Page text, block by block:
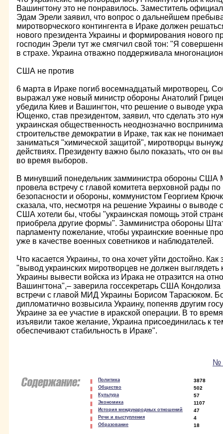
Вашингтону это не понравилось. Заместитель
Эдам Эрели заявил, что вопрос о дальнейшем
миротворческого контингента в Ираке должен
нового президента Украины и формирования нового
господин Эрели тут же смягчил свой тон: "Я
в страхе. Украина отважно поддерживала
США не против
6 марта в Ираке погиб восемнадцатый миротворец.
выражал уже новый министр обороны Анатолий
убедила Киев и Вашингтон, что решение о выводе
Ющенко, став президентом, заявил, что сделать это
украинская общественность неоднозначно
строительстве демократии в Ираке, так как не
заниматься "химической защитой", миротворцы
действиях. Президенту важно было показать, что он
во время выборов.
В минувший понедельник замминистра обороны США
провела встречу с главой комитета верховной рады
безопасности и обороны, коммунистом Георгием
сказала, что, несмотря на решение Украины о выводе
США хотели бы, чтобы "украинская помощь этой
приобрела другие формы". Замминистра обороны
парламенту пожелание, чтобы украинские военные
уже в качестве военных советников и наблюдателей.
Что касается Украины, то она хочет уйти достойно.
"вывод украинских миротворцев не должен выглядеть
Украины вывести войска из Ирака не отразится на
Вашингтона",– заверила госсекретарь США
встречи с главой МИД Украины Борисом Тарасюком.
дипломатично возвысила Украину, попеняв другим
Украине за ее участие в иракской операции. В то
изъявили такое желание, Украина присоединилась к
обеспечивают стабильность в Ираке".
№
Политика 3878
Общество 502
Культура 57
Экономика 1107
История международных отношений 47
Речи и выступления 4
Образование 18